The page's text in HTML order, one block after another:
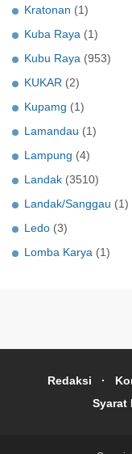
Kratonan (1)
Kuba Raya (1)
Kubu Raya (953)
KUKAR (2)
Kupamg (1)
Lamandau (1)
Lampung (4)
Landak (3510)
Landak/Sanggau (1)
Ledo (3)
Lomba Karya (1)
Redaksi
Syarat